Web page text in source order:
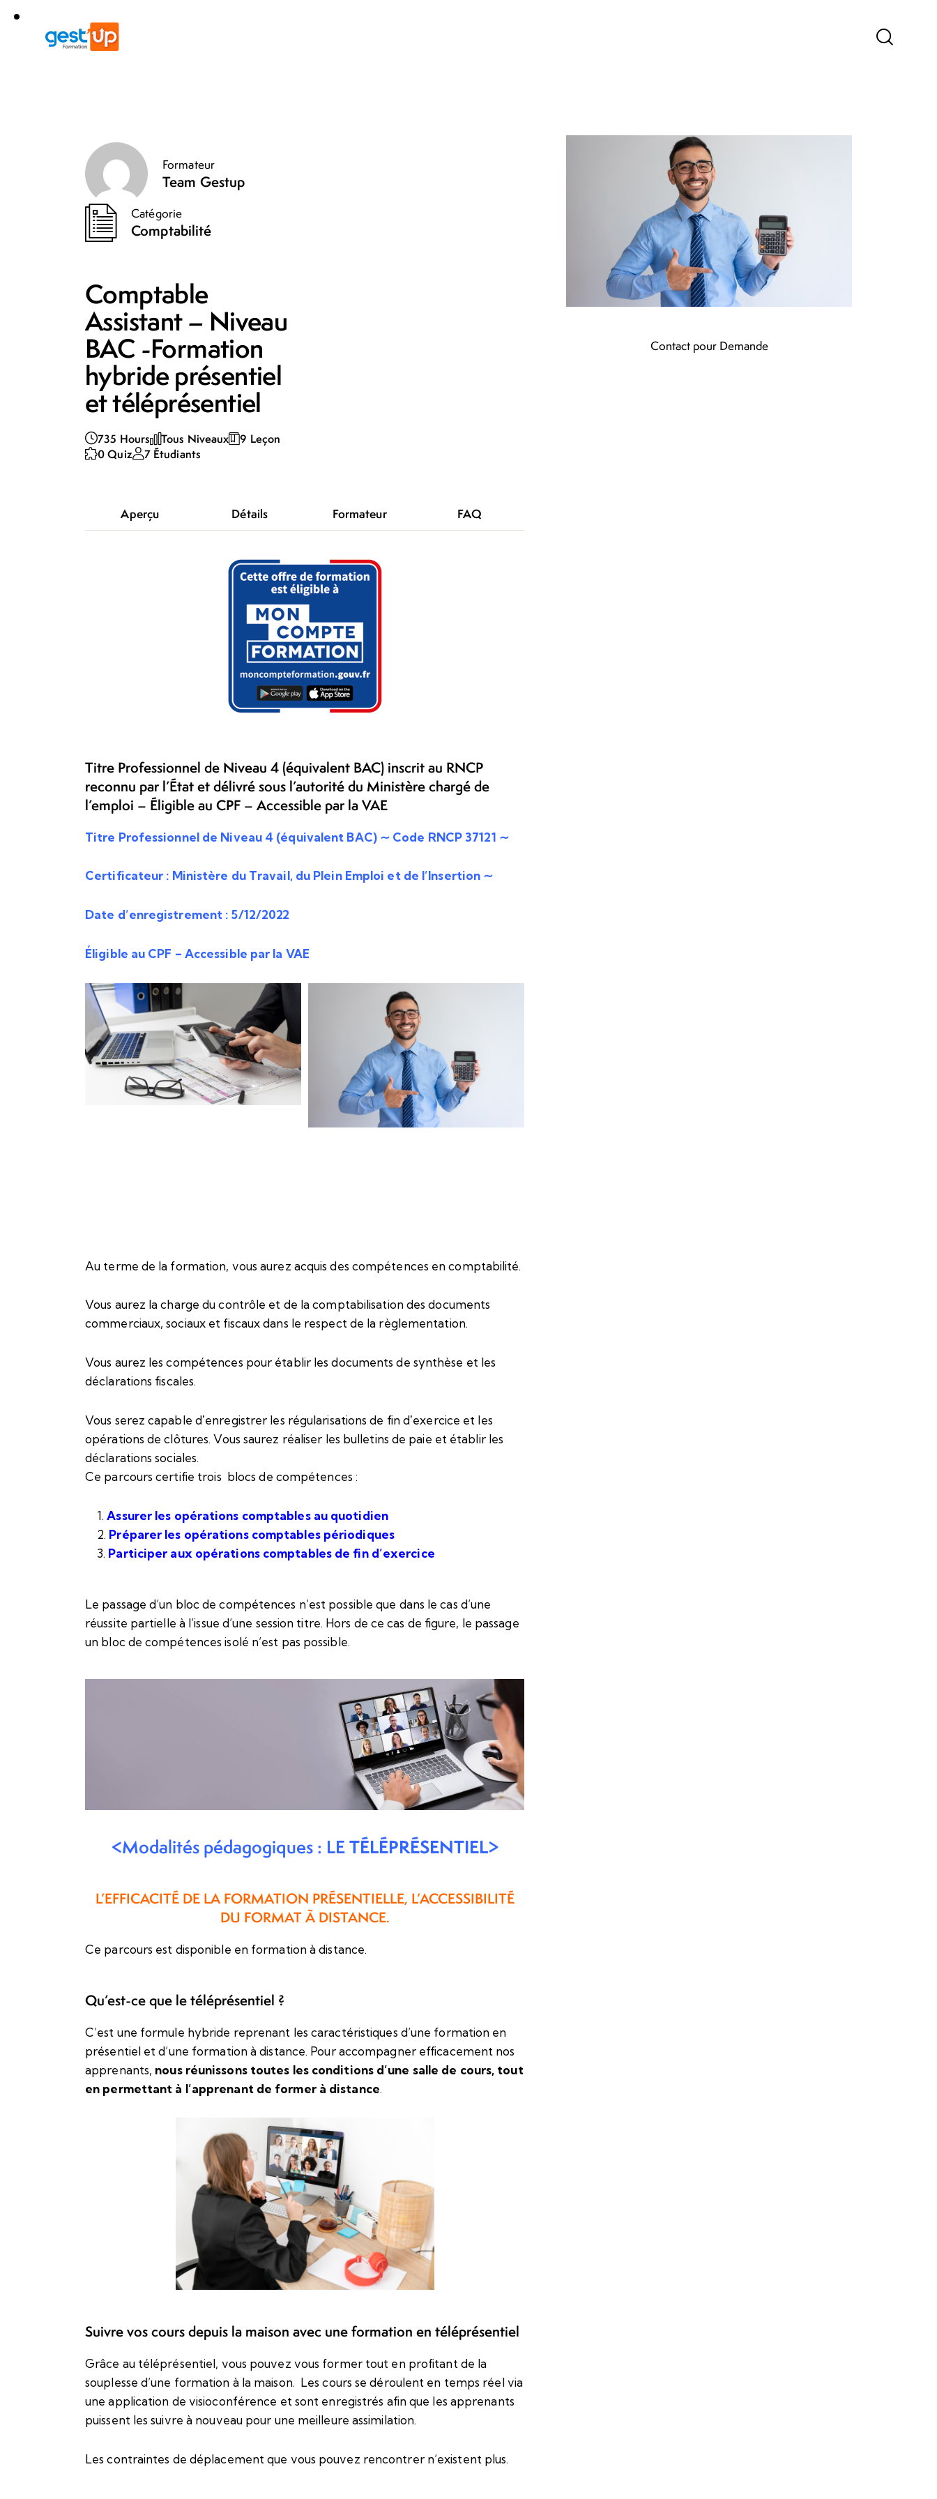
Formateur
Team Gestup
Catégorie
Comptabilité
Comptable
Assistant – Niveau
BAC -Formation
hybride présentiel
et téléprésentiel
735 Hours Tous Niveaux
9 Leçon
0 Quiz
7 Étudiants
Aperçu Détails Formateur FAQ
Titre Professionnel de Niveau 4 (équivalent BAC) inscrit au RNCP
reconnu par l’État et délivré sous l’autorité du Ministère chargé de
l’emploi – Éligible au CPF – Accessible par la VAE
Titre Professionnel de Niveau 4 (équivalent BAC) ∼ Code RNCP 37121 ∼
Certificateur : Ministère du Travail, du Plein Emploi et de l’Insertion ∼
Date d’enregistrement : 5/12/2022
Éligible au CPF – Accessible par la VAE
Au terme de la formation, vous aurez acquis des compétences en comptabilité.
Vous aurez la charge du contrôle et de la comptabilisation des documents
commerciaux, sociaux et fiscaux dans le respect de la règlementation.
Vous aurez les compétences pour établir les documents de synthèse et les
déclarations fiscales.
Vous serez capable dʼenregistrer les régularisations de fin dʼexercice et les
opérations de clôtures. Vous saurez réaliser les bulletins de paie et établir les
déclarations sociales.
Ce parcours certifie trois blocs de compétences :
Assurer les opérations comptables au quotidien
Préparer les opérations comptables périodiques
Participer aux opérations comptables de fin d’exercice
Le passage d’un bloc de compétences n’est possible que dans le cas d’une
réussite partielle à l’issue d’une session titre. Hors de ce cas de figure, le passage
un bloc de compétences isolé n’est pas possible.
<Modalités pédagogiques : LETÉLÉPRÉSENTIEL>
L’EFFICACITÉ DE LA FORMATION PRÉSENTIELLE, L’ACCESSIBILITÉ
DU FORMAT À DISTANCE.
Ce parcours est disponible en formation à distance.
Qu’est-ce que le téléprésentiel ?
C’est une formule hybride reprenant les caractéristiques d’une formation en
présentiel et d’une formation à distance. Pour accompagner efficacement nos
apprenants, nous réunissons toutes les conditions d’une salle de cours, tout
en permettant à l’apprenant de former à distance.
Suivre vos cours depuis la maison avec une formation en téléprésentiel
Grâce au téléprésentiel, vous pouvez vous former tout en profitant de la
souplesse d’une formation à la maison. Les cours se déroulent en temps réel via
une application de visioconférence et sont enregistrés afin que les apprenants
puissent les suivre à nouveau pour une meilleure assimilation.
Les contraintes de déplacement que vous pouvez rencontrer n’existent plus.
Contact pour Demande